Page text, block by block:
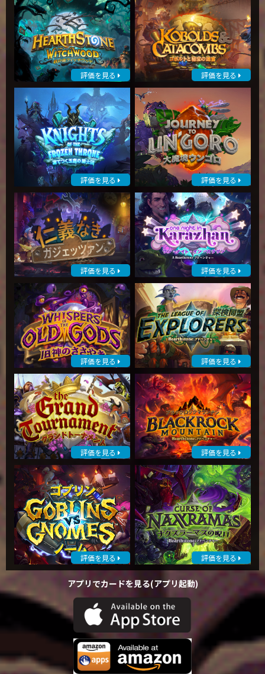
評価を見る 評価を見る
評価を見る 評価を見る
評価を見る 評価を見る
評価を見る 評価を見る
評価を見る 評価を見る
評価を見る 評価を見る
アプリでカードを見る(アプリ起動)